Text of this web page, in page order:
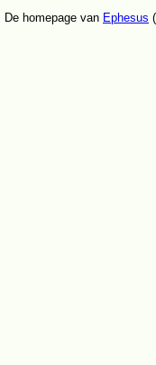
De homepage van Ephesus